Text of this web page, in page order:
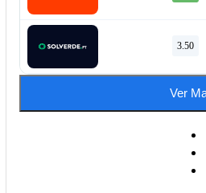
3.50
Ver